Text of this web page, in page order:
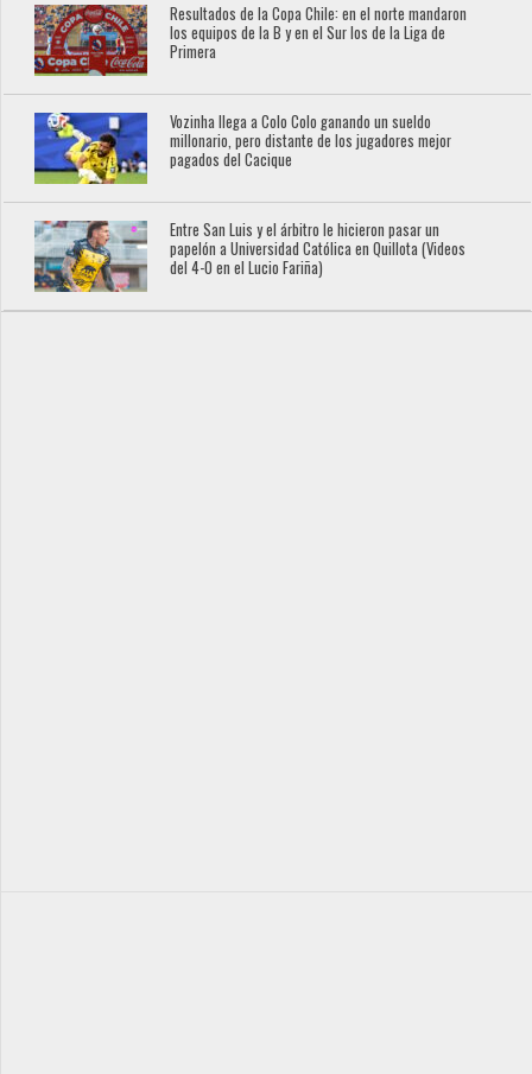
Resultados de la Copa Chile: en el norte mandaron
los equipos de la B y en el Sur los de la Liga de
Primera
Vozinha llega a Colo Colo ganando un sueldo
millonario, pero distante de los jugadores mejor
pagados del Cacique
Entre San Luis y el árbitro le hicieron pasar un
papelón a Universidad Católica en Quillota (Videos
del 4-0 en el Lucio Fariña)